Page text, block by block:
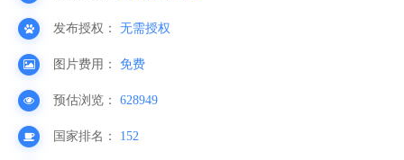
发布授权： 无需授权
图片费用： 免费
预估浏览： 628949
国家排名： 152